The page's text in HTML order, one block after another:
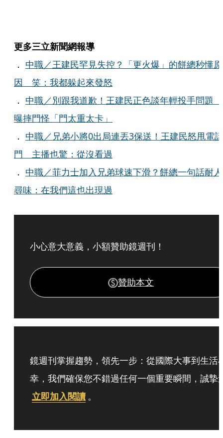
更多三立新聞網報導
． 中職／王建民罕見失控？「更火爆」的餅總秒懂原
因 笑：我都躲起來發怒
． 中職／別跟我道歉！王建民正色談年輕投手問題
曝摔門怪「門太重太卡」
． 中職／兄弟小將0出局連丟3保送！王建民怒甩電話
門 主播也驚：從沒看過
． 中職／菲力士加入兄弟球速下滑？餅總一句話耐人
尋味：在我們這也出現過
小心意大意義，小額贊助鏡週刊！
贊助本文
鏡週刊掌握趨勢，領先一步：從國際大事到生活
幸，我們確保您不錯過任何一個重要瞬間，誠摯
立即加入閱讀 。